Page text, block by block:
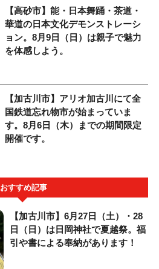
【高砂市】能・日本舞踊・茶道・
華道の日本文化デモンストレーシ
ョン。8月9日（日）は親子で魅力
を体感しよう。
【加古川市】アリオ加古川にて全
国鉄道忘れ物市が始まっていま
す。8月6日（木）までの期間限定
開催です。
おすすめ記事
【加古川市】6月27日（土）・28
日（日）は日岡神社で夏越祭。福
引や書による奉納があります！